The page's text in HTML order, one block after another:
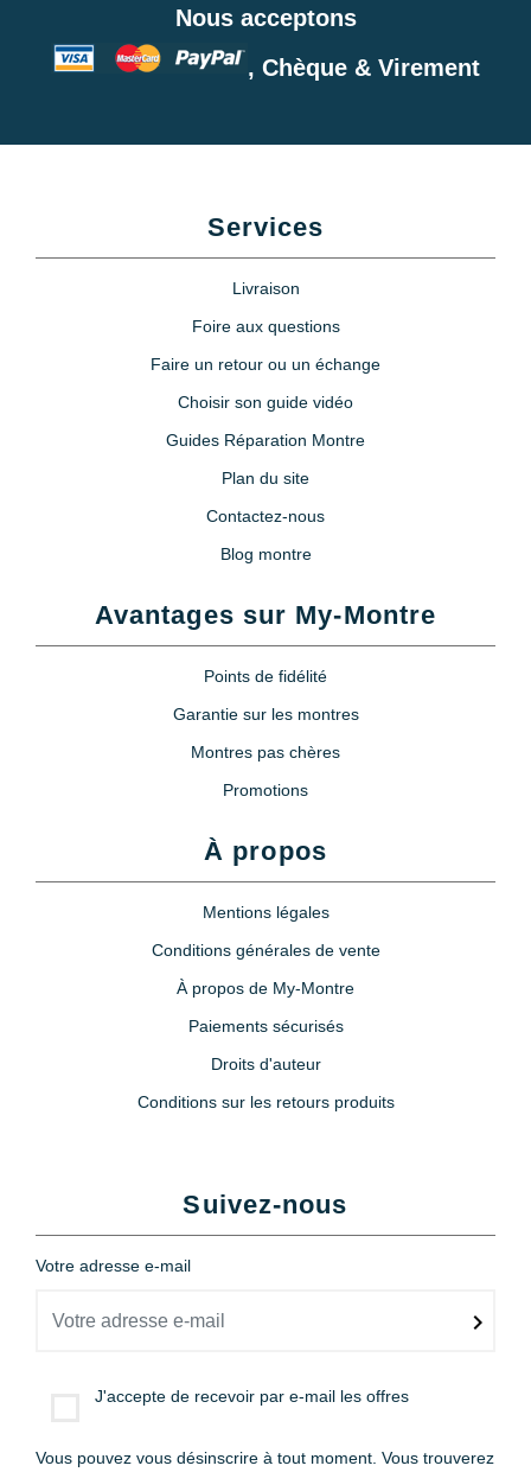
Nous acceptons
, Chèque & Virement
Services
Livraison
Foire aux questions
Faire un retour ou un échange
Choisir son guide vidéo
Guides Réparation Montre
Plan du site
Contactez-nous
Blog montre
Avantages sur My-Montre
Points de fidélité
Garantie sur les montres
Montres pas chères
Promotions
À propos
Mentions légales
Conditions générales de vente
À propos de My-Montre
Paiements sécurisés
Droits d'auteur
Conditions sur les retours produits
Suivez-nous
Votre adresse e-mail
J'accepte de recevoir par e-mail les offres
Vous pouvez vous désinscrire à tout moment. Vous trouverez